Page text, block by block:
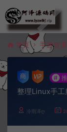
首页 手游资源
#
整理Linux手
冷雨泽ღ